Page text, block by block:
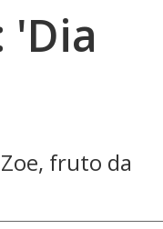
'Dia
fruto da